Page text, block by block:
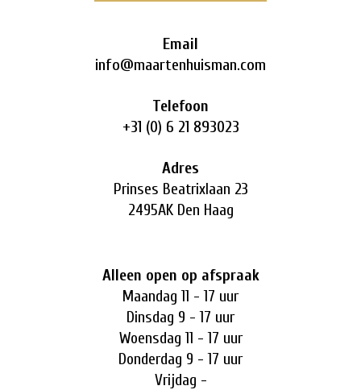
Email
info@maartenhuisman.com
Telefoon
+31 (0) 6 21 893023
Adres
Prinses Beatrixlaan 23
2495AK Den Haag
Alleen open op afspraak
Maandag 11 - 17 uur
Dinsdag 9 - 17 uur
Woensdag 11 - 17 uur
Donderdag 9 - 17 uur
Vrijdag -